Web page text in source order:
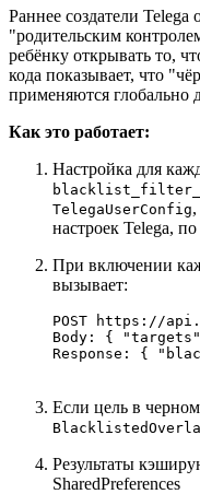
Раннее создатели
"родительским
ребёнку открывать то,
кода показывает, что
применяются глобально
Как это работает:
Настройка для
TelegaUserConfig
настроек Telega,
При включении
вызывает:
POST https://
Body: {
Если цель в
Результаты
SharedPreferences